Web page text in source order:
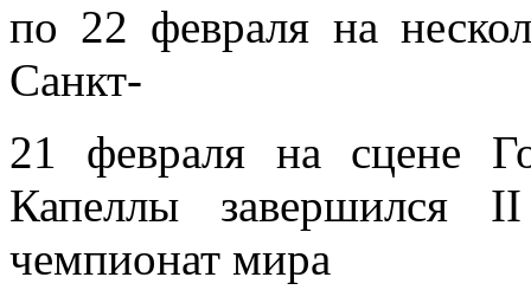
по 22 февраля на
Санкт-
21 февраля на сцене
Капеллы завершился
чемпионат мира